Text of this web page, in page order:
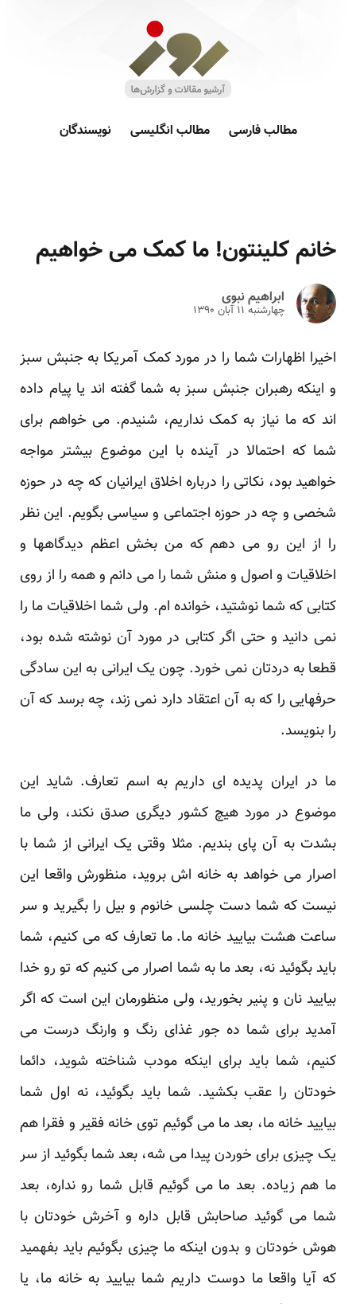
مطالب فارسی مطالب انگلیسی نویسندگان
خانم کلینتون! ما کمک می خواهیم
ابراهیم نبوی
چهارشنبه ۱۱ آبان ۱۳۹۰
اخیرا اظهارات شما را در مورد کمک آمریکا به جنبش سبز
و اینکه رهبران جنبش سبز به شما گفته اند یا پیام داده
اند که ما نیاز به کمک نداریم، شنیدم. می خواهم برای
شما که احتمالا در آینده با این موضوع بیشتر مواجه
خواهید بود، نکاتی را درباره اخلاق ایرانیان که چه در حوزه
شخصی و چه در حوزه اجتماعی و سیاسی بگویم. این نظر
را از این رو می دهم که من بخش اعظم دیدگاهها و
اخلاقیات و اصول و منش شما را می دانم و همه را از روی
کتابی که شما نوشتید، خوانده ام. ولی شما اخلاقیات ما را
نمی دانید و حتی اگر کتابی در مورد آن نوشته شده بود،
قطعا به دردتان نمی خورد. چون یک ایرانی به این سادگی
حرفهایی را که به آن اعتقاد دارد نمی زند، چه برسد که آن
را بنویسد.
ما در ایران پدیده ای داریم به اسم تعارف. شاید این
موضوع در مورد هیچ کشور دیگری صدق نکند، ولی ما
بشدت به آن پای بندیم. مثلا وقتی یک ایرانی از شما با
اصرار می خواهد به خانه اش بروید، منظورش واقعا این
نیست که شما دست چلسی خانوم و بیل را بگیرید و سر
ساعت هشت بیایید خانه ما. ما تعارف که می کنیم، شما
باید بگوئید نه، بعد ما به شما اصرار می کنیم که تو رو خدا
بیایید نان و پنیر بخورید، ولی منظورمان این است که اگر
آمدید برای شما ده جور غذای رنگ و وارنگ درست می
کنیم، شما باید برای اینکه مودب شناخته شوید، دائما
خودتان را عقب بکشید. شما باید بگوئید، نه اول شما
بیایید خانه ما، بعد ما می گوئیم توی خانه فقیر و فقرا هم
یک چیزی برای خوردن پیدا می شه، بعد شما بگوئید از سر
ما هم زیاده. بعد ما می گوئیم قابل شما رو نداره، بعد
شما می گوئید صاحابش قابل داره و آخرش خودتان با
هوش خودتان و بدون اینکه ما چیزی بگوئیم باید بفهمید
که آیا واقعا ما دوست داریم شما بیایید به خانه ما، یا